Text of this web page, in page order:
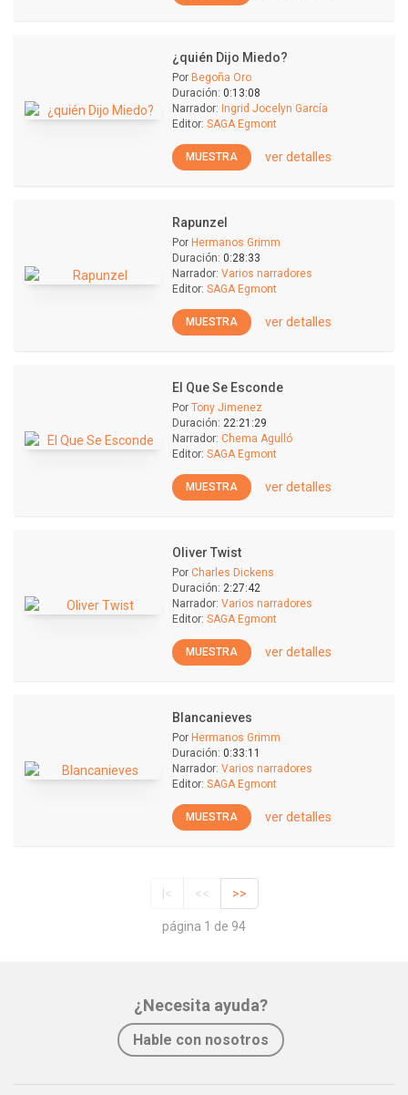
¿quién Dijo Miedo?
Por Begoña Oro
Duración: 0:13:08
Narrador: Ingrid Jocelyn García
Editor: SAGA Egmont
MUESTRA ver detalles
Rapunzel
Por Hermanos Grimm
Duración: 0:28:33
Narrador: Varios narradores
Editor: SAGA Egmont
MUESTRA ver detalles
El Que Se Esconde
Por Tony Jimenez
Duración: 22:21:29
Narrador: Chema Agulló
Editor: SAGA Egmont
MUESTRA ver detalles
Oliver Twist
Por Charles Dickens
Duración: 2:27:42
Narrador: Varios narradores
Editor: SAGA Egmont
MUESTRA ver detalles
Blancanieves
Por Hermanos Grimm
Duración: 0:33:11
Narrador: Varios narradores
Editor: SAGA Egmont
MUESTRA ver detalles
|< << >>
página 1 de 94
¿Necesita ayuda?
Hable con nosotros